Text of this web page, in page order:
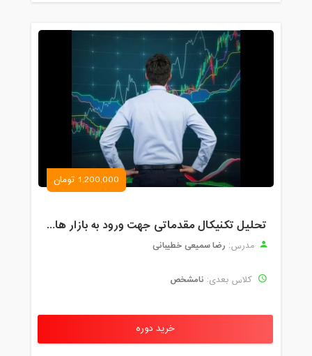
1,200,000 تومان
تحلیل تکنیکال مقدماتی جهت ورود به بازار های مالی (رمز ارز و فارکس )
مدرس: رضا سمیعی خطیبانی
کلاس بعدی: نامشخص
خرید دوره